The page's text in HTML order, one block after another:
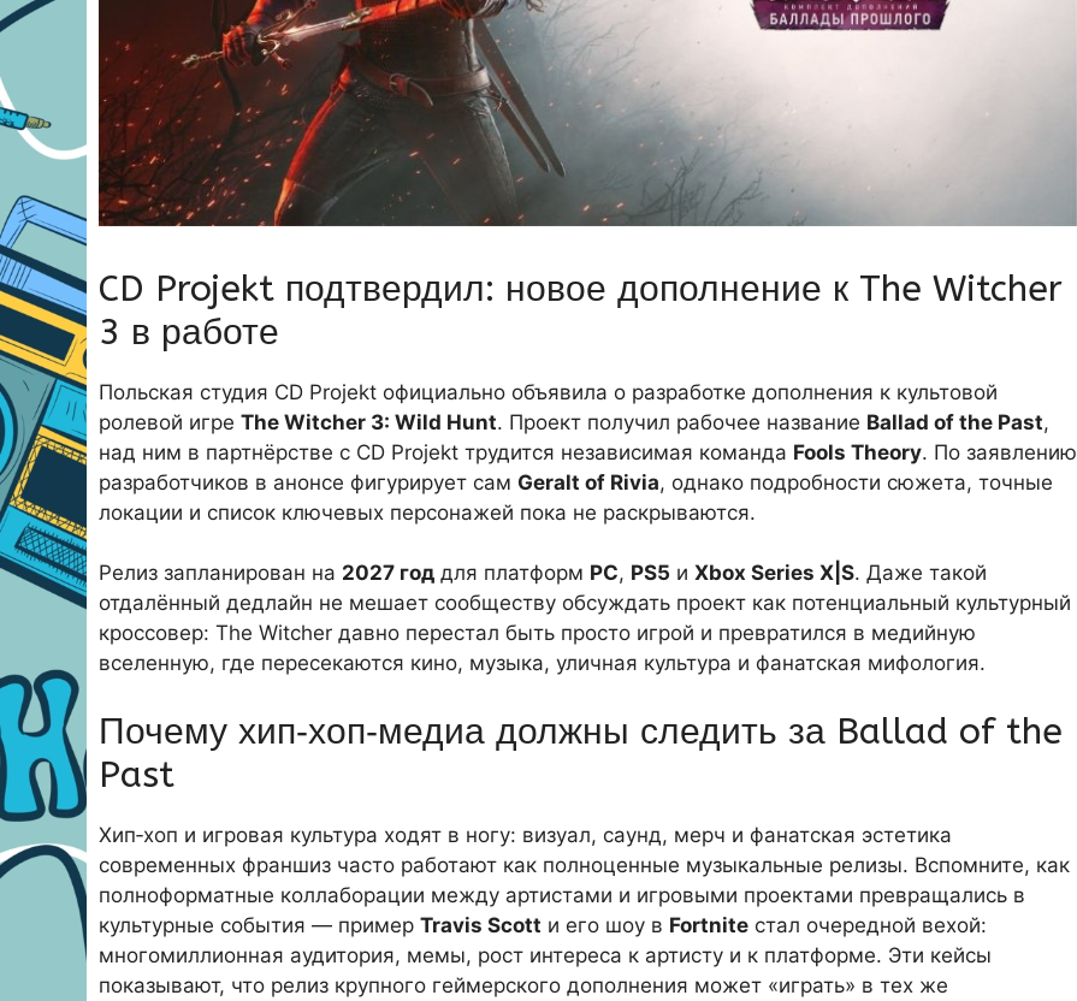
CD Projekt подтвердил: новое дополнение к The Witcher
3 в работе
Польская студия CD Projekt официально объявила о разработке дополнения к культовой
ролевой игре The Witcher 3: Wild Hunt. Проект получил рабочее название Ballad of the Past,
над ним в партнёрстве с CD Projekt трудится независимая команда Fools Theory. По заявлению
разработчиков в анонсе фигурирует сам Geralt of Rivia, однако подробности сюжета, точные
локации и список ключевых персонажей пока не раскрываются.
Релиз запланирован на 2027 год для платформ PC, PS5 и Xbox Series X|S. Даже такой
отдалённый дедлайн не мешает сообществу обсуждать проект как потенциальный культурный
кроссовер: The Witcher давно перестал быть просто игрой и превратился в медийную
вселенную, где пересекаются кино, музыка, уличная культура и фанатская мифология.
Почему хип‑хоп‑медиа должны следить за Ballad of the
Past
Хип‑хоп и игровая культура ходят в ногу: визуал, саунд, мерч и фанатская эстетика
современных франшиз часто работают как полноценные музыкальные релизы. Вспомните, как
полноформатные коллаборации между артистами и игровыми проектами превращались в
культурные события — пример Travis Scott и его шоу в Fortnite стал очередной вехой:
многомиллионная аудитория, мемы, рост интереса к артисту и к платформе. Эти кейсы
показывают, что релиз крупного геймерского дополнения может «играть» в тех же